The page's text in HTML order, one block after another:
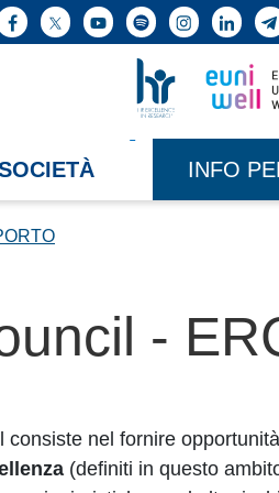
cerca
X YouTube
SpotifyInstagram
INFO
-
consiste nel fornire
(definiti in questo